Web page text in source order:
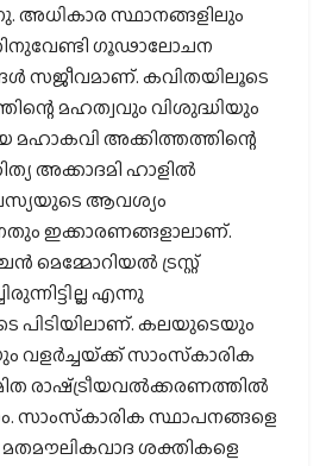
അധികാര സ്ഥാനങ്ങളിലും
ഗൂഢാലോചന
സജീവമാണ്. കവിതയിലൂടെ
മഹത്വവും വിശുദ്ധിയും
അക്കിത്തത്തിന്റെ
അക്കാദമി ഹാളില്‍
ആവശ്യം
ഇക്കാരണങ്ങളാലാണ്.
മെമ്മോറിയല്‍ ട്രസ്റ്റ്
എന്നു
പിടിയിലാണ്. കലയുടെയും
വളര്‍ച്ചയ്‌ക്ക് സാംസ്‌കാരിക
രാഷ്‌ട്രീയവല്‍ക്കരണത്തില്‍
സാംസ്‌കാരിക സ്ഥാപനങ്ങളെ
മതമൗലികവാദ ശക്തികളെ